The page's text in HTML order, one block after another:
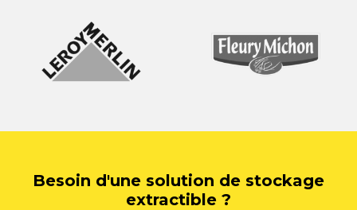
Besoin d'une solution de stockage
extractible ?